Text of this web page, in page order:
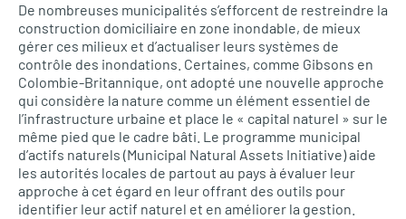
De nombreuses municipalités s’efforcent de restreindre la
construction domiciliaire en zone inondable, de mieux
gérer ces milieux et d’actualiser leurs systèmes de
contrôle des inondations. Certaines, comme Gibsons en
Colombie-Britannique, ont adopté une nouvelle approche
qui considère la nature comme un élément essentiel de
l’infrastructure urbaine et place le « capital naturel » sur le
même pied que le cadre bâti. Le programme municipal
d’actifs naturels (Municipal Natural Assets Initiative) aide
les autorités locales de partout au pays à évaluer leur
approche à cet égard en leur offrant des outils pour
identifier leur actif naturel et en améliorer la gestion.